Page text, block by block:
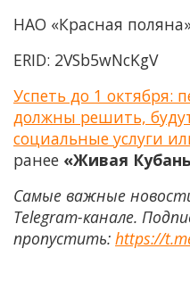
НАО «Красная
ERID: 2VSb5wNcKgV
Успеть до 1 октября:
должны решить,
социальные услуги
ранее «Живая
Самые важные
Telegram-канале.
пропустить: https://